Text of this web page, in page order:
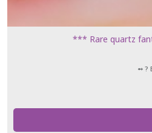
*** Rare quartz
➻ ?